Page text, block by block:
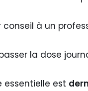
conseil à un
la dose
essentielle est